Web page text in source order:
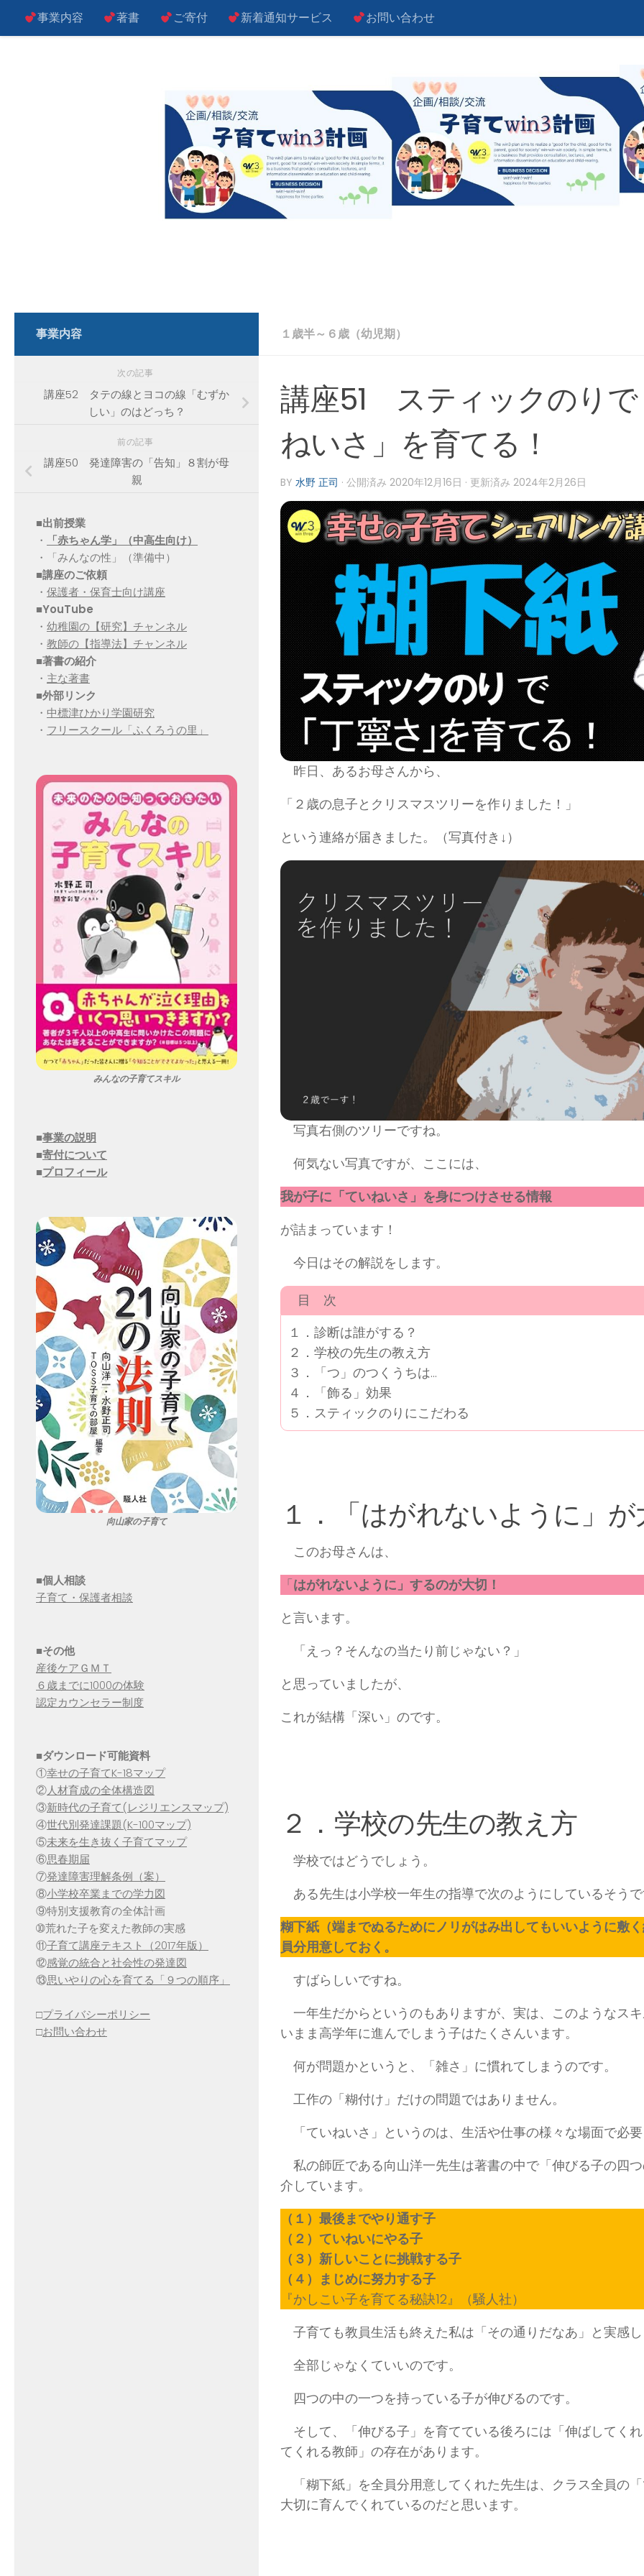
コンテンツへスキップ
事業内容 著書 ご寄付 新着通知サービス お問い合わせ
１歳半～６歳（幼児期）
講座51 スティックのり
ねいさ」を育てる！
BY 水野 正司 · 公開済み 2020年12月16日 · 更新済み 2024年2月26日
昨日、あるお母さんから、
「２歳の息子とクリスマスツリーを作りました！」
という連絡が届きました。（写真付き↓）
写真右側のツリーですね。
何気ない写真ですが、ここには、
我が子に「ていねいさ」を身につけさせる情報
が詰まっています！
今日はその解説をします。
目 次
１．診断は誰がする？
２．学校の先生の教え方
３．「つ」のつくうちは…
４．「飾る」効果
５．スティックのりにこだわる
１．「はがれないように」
このお母さんは、
「はがれないように」するのが大切！
と言います。
「えっ？そんなの当たり前じゃない？」
と思っていましたが、
これが結構「深い」のです。
２．学校の先生の教え方
学校ではどうでしょう。
ある先生は小学校一年生の指導で次のようにしているそう
糊下紙（端までぬるためにノリがはみ出してもいいように敷
員分用意しておく。
すばらしいですね。
一年生だからというのもありますが、実は、このようなス
いまま高学年に進んでしまう子はたくさんいます。
何が問題かというと、「雑さ」に慣れてしまうのです。
工作の「糊付け」だけの問題ではありません。
「ていねいさ」というのは、生活や仕事の様々な場面で必
私の師匠である向山洋一先生は著書の中で「伸びる子の四
介しています。
（１）最後までやり通す子
（２）ていねいにやる子
（３）新しいことに挑戦する子
（４）まじめに努力する子
『かしこい子を育てる秘訣12』（騒人社）
子育ても教員生活も終えた私は「その通りだなあ」と実感
全部じゃなくていいのです。
四つの中の一つを持っている子が伸びるのです。
そして、「伸びる子」を育てている後ろには「伸ばしてく
てくれる教師」の存在があります。
「糊下紙」を全員分用意してくれた先生は、クラス全員の
大切に育んでくれているのだと思います。
事業内容
次の記事
講座52 タテの線とヨコの線「むずか
しい」のはどっち？
前の記事
講座50 発達障害の「告知」８割が母
親
■出前授業
・
「赤ちゃん学」（中高生向け）
・「みんなの性」（準備中）
■講座のご依頼
・ 保護者・保育士向け講座
■YouTube
・ 幼稚園の【研究】チャンネル
・ 教師の【指導法】チャンネル
■著書の紹介
・ 主な著書
■外部リンク
・ 中標津ひかり学園研究
・ フリースクール「ふくろうの里」
みんなの子育てスキル
■事業の説明
■寄付について
■プロフィール
向山家の子育て
■個人相談
子育て・保護者相談
■その他
産後ケアＧＭＴ
６歳までに1000の体験
認定カウンセラー制度
■ダウンロード可能資料
①幸せの子育てK-18マップ
②人材育成の全体構造図
③新時代の子育て(レジリエンスマップ)
④世代別発達課題(K-100マップ)
⑤未来を生き抜く子育てマップ
⑥思春期届
⑦発達障害理解条例（案）
⑧小学校卒業までの学力図
⑨特別支援教育の全体計画
➉荒れた子を変えた教師の実感
⑪子育て講座テキスト（2017年版）
⑫感覚の統合と社会性の発達図
⑬思いやりの心を育てる「９つの順序」
□プライバシーポリシー
□お問い合わせ